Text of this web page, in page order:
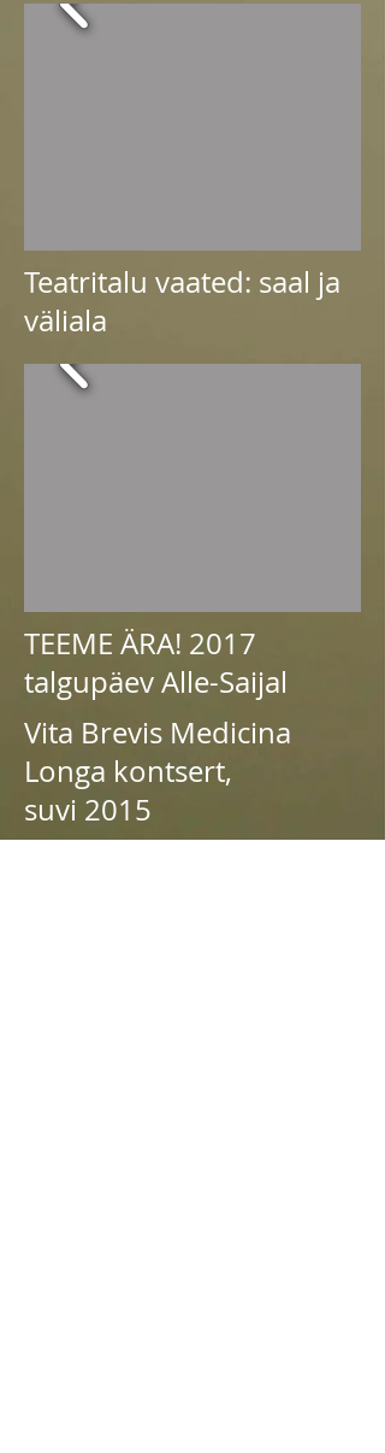
Teatritalu vaated: saal ja
väliala
TEEME ÄRA! 2017
talgupäev Alle-Saijal
Vita Brevis Medicina
Longa kontsert,
suvi 2015